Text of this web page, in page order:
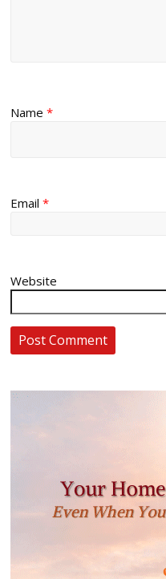
Name*
Email*
Website